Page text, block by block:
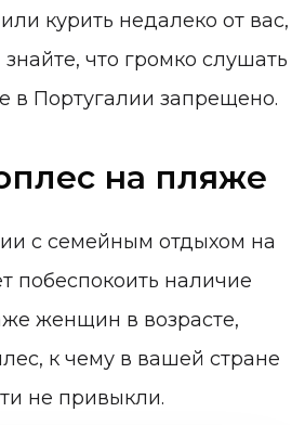
курить недалеко от вас,
что громко слушать
в Португалии запрещено.
на пляже
с семейным отдыхом на
побеспокоить наличие
женщин в возрасте,
к чему в вашей стране
не привыкли.